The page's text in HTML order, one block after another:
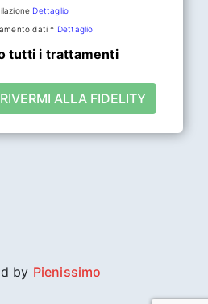
Dettaglio
dati * Dettaglio
tutti i trattamenti
ALLA FIDELITY
by Pienissimo